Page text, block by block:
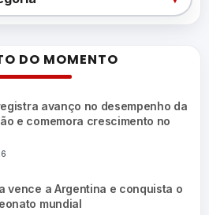
DO MOMENTO
avanço no desempenho da
e comemora crescimento no
vence a Argentina e conquista o
mundial